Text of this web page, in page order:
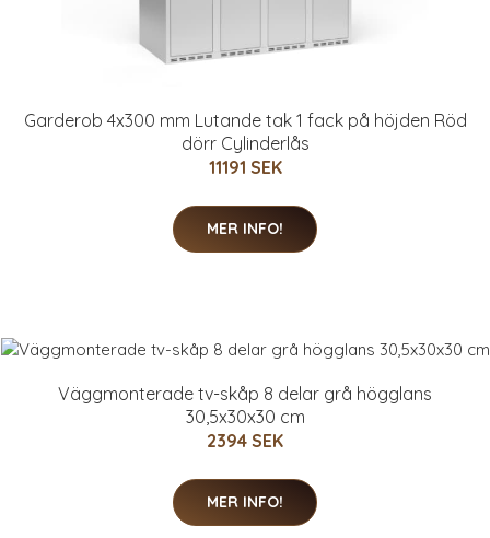
Garderob 4x300 mm Lutande tak 1 fack på höjden Röd
dörr Cylinderlås
11191 SEK
MER INFO!
Väggmonterade tv-skåp 8 delar grå högglans
30,5x30x30 cm
2394 SEK
MER INFO!